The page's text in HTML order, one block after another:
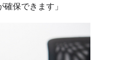
保できます」